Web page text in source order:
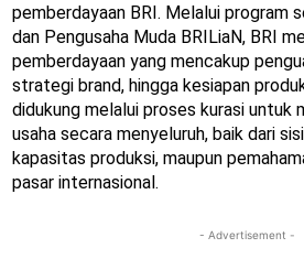
pemberdayaan BRI. Melalui program
dan Pengusaha Muda BRILiaN, BRI
pemberdayaan yang mencakup
strategi brand, hingga kesiapan
didukung melalui proses kurasi untuk
usaha secara menyeluruh, baik dari
kapasitas produksi, maupun
pasar internasional.
- Advertisement -